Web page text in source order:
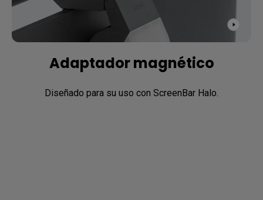
Adaptador magnético
Diseñado para su uso con ScreenBar Halo.